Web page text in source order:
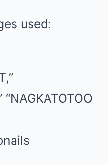
used:
“NAGKATOTOO